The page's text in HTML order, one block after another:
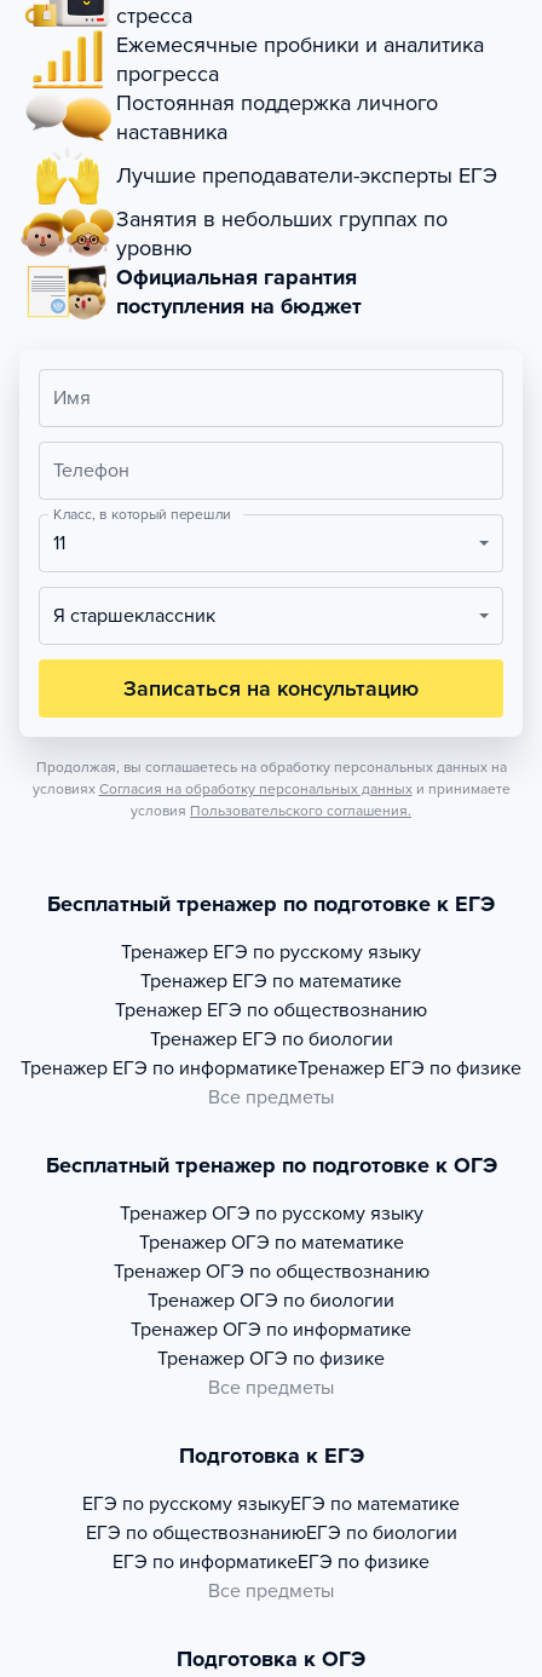
стресса
Ежемесячные пробники и аналитика
прогресса
Постоянная поддержка личного
наставника
Лучшие преподаватели-эксперты ЕГЭ
Занятия в небольших группах по
уровню
Официальная гарантия
поступления на бюджет
Имя
Телефон
Класс, в который перешли
11
Я старшеклассник
Записаться на консультацию
Продолжая, вы соглашаетесь на обработку персональных данных на
условиях Согласия на обработку персональных данных и принимаете
условия Пользовательского соглашения.
Бесплатный тренажер по подготовке к ЕГЭ
Тренажер ЕГЭ по русскому языку
Тренажер ЕГЭ по математике
Тренажер ЕГЭ по обществознанию
Тренажер ЕГЭ по биологии
Тренажер ЕГЭ по информатикеТренажер ЕГЭ по физике
Все предметы
Бесплатный тренажер по подготовке к ОГЭ
Тренажер ОГЭ по русскому языку
Тренажер ОГЭ по математике
Тренажер ОГЭ по обществознанию
Тренажер ОГЭ по биологии
Тренажер ОГЭ по информатике
Тренажер ОГЭ по физике
Все предметы
Подготовка к ЕГЭ
ЕГЭ по русскому языкуЕГЭ по математике
ЕГЭ по обществознаниюЕГЭ по биологии
ЕГЭ по информатикеЕГЭ по физике
Все предметы
Подготовка к ОГЭ